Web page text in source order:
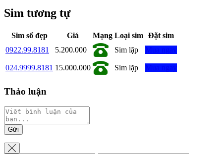
Sim tương tự
Sim số đẹp Giá Mạng Loại sim Đặt sim
0922.99.8181
5.200.000 Sim lặp
024.9999.8181 15.000.000 Sim lặp
Thảo luận
Gửi